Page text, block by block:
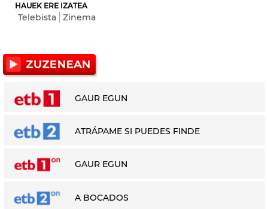
HAUEK ERE IZATEA
Telebista Zinema
GAUR EGUN
ATRÁPAME SI PUEDES FINDE
GAUR EGUN
A BOCADOS